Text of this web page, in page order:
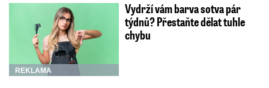
REKLAMA
Vydrží vám barva sotva pár
týdnů? Přestaňte dělat tuhle
chybu